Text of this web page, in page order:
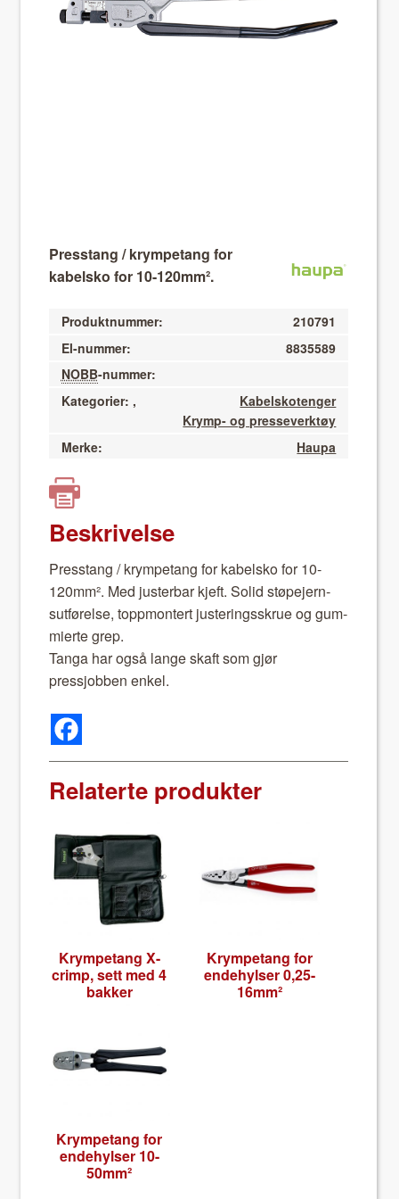
About VIX
Presstang / krympetang for
kabelsko for 10-120mm².
Produktnummer:
210791
El-nummer:
8835589
NOBB-nummer:
Kategorier:
Kabelskotenger
,
Krymp- og presseverktøy
Merke:
Haupa
Beskrivelse
Presstang / krym­petang for kabel­sko for 10-
120m­m². Med juster­bar kjeft. Sol­id støpe­jern­
sut­førelse, topp­mon­tert jus­ter­ingsskrue og gum­
mierte grep.
Tan­ga har også lange skaft som gjør
pressjobben enkel.
Relaterte produkter
Krym­petang X-
crimp, sett med 4
bakker
Krym­petang for
ende­hylser 0,25-
16mm²
Krym­petang for
ende­hylser 10-
50m­m²